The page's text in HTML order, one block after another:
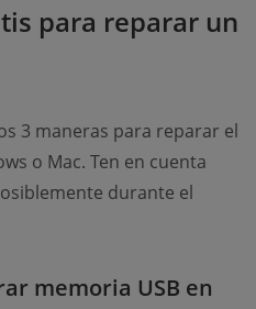
para reparar un
3 maneras para reparar el
o Mac. Ten en cuenta
durante el
memoria USB en